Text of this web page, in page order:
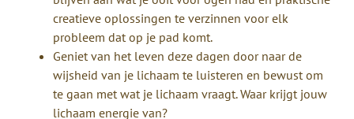
creatieve oplossingen te verzinnen voor elk
probleem dat op je pad komt.
Geniet van het leven deze dagen door naar de
wijsheid van je lichaam te luisteren en bewust om
te gaan met wat je lichaam vraagt. Waar krijgt jouw
lichaam energie van?